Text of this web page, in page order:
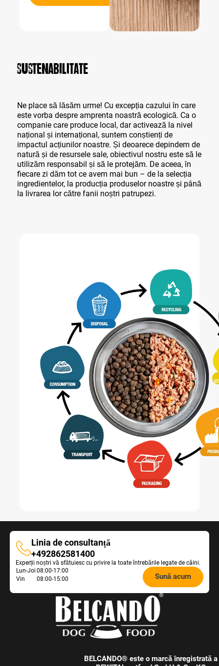
Sustenabilitate
Ne place să lăsăm urme! Cu excepția cazului în care
este vorba despre amprenta noastră ecologică. Ca o
companie care produce local, dar activează la nivel
național și internațional, suntem conștienți de
impactul acțiunilor noastre. Și deoarece depindem de
natură și de resursele sale, obiectivul nostru este să le
utilizăm responsabil și să le protejăm. De aceea, în
fiecare zi dăm tot ce avem mai bun – de la selecția
ingredientelor, la producția produselor noastre și până
la livrarea lor către fanii noștri patrupezi.
Linia de consultanță
Linia
de
consultanță
+492862581400
Experții noștri vă sfătuiesc cu privire la toate întrebările legate de câini.
Opening
hours
Lun-Joi 08:00-17:00
Vin
08:00-15:00 Sună acum
BELCANDO® este o marcă înregistrată a